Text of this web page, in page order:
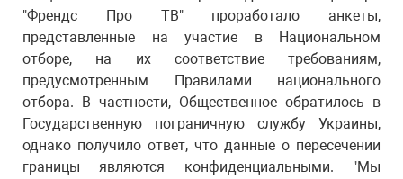
"Френдс Про ТВ" проработало анкеты,
представленные на участие в Национальном
отборе, на их соответствие требованиям,
предусмотренным Правилами национального
отбора. В частности, Общественное обратилось в
Государственную пограничную службу Украины,
однако получило ответ, что данные о пересечении
границы являются конфиденциальными. "Мы